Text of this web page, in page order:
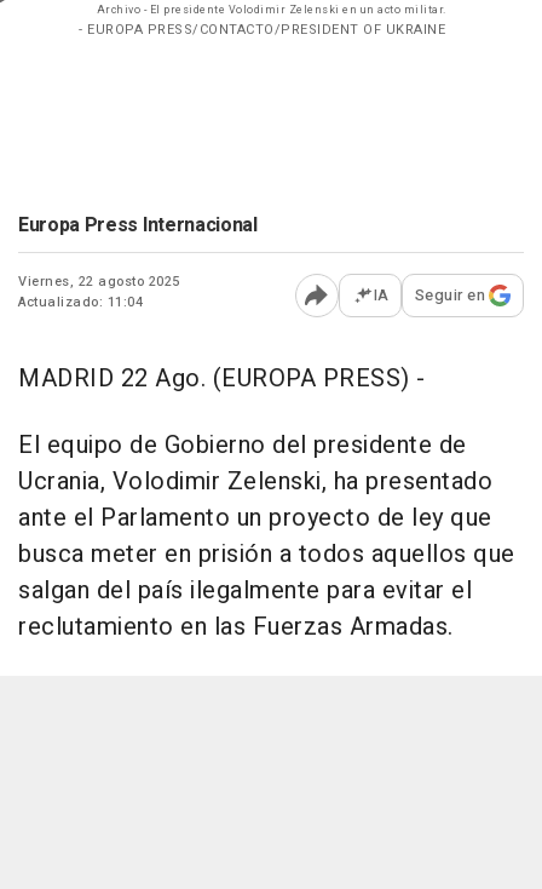
Archivo - El presidente Volodimir Zelenski en un acto militar.
- EUROPA PRESS/CONTACTO/PRESIDENT OF UKRAINE
Europa Press Internacional
Viernes, 22 agosto 2025
Actualizado: 11:04
Abrir opciones para
IA Seguir en
MADRID 22 Ago. (EUROPA PRESS) -
El equipo de Gobierno del presidente de
Ucrania, Volodimir Zelenski, ha presentado
ante el Parlamento un proyecto de ley que
busca meter en prisión a todos aquellos que
salgan del país ilegalmente para evitar el
reclutamiento en las Fuerzas Armadas.